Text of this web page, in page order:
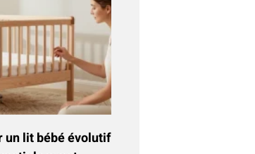
un lit bébé évolutif